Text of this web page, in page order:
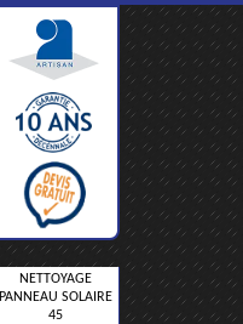
NETTOYAGE
PANNEAU SOLAIRE
45